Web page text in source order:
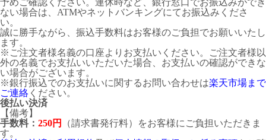
予めご確認ください。連休時など、銀行窓口でお振込みができ
ない場合は、ATMやネットバンキングにてお振込みくださ
い。
誠に勝手ながら、振込手数料はお客様のご負担でお願いいたし
ます。
※ご注文者様名義の口座よりお支払いください。ご注文者様以
外の名義でお支払いいただいた場合、お支払いの確認ができな
い場合がございます。
※銀行振込でのお支払いに関するお問い合わせは楽天市場まで
ご連絡 ください。
後払い決済
【備考】
手数料： 250円
（請求書発行料）をお客様にご負担いただきま
す。